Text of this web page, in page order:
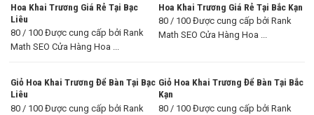
Hoa Khai Trương Giá Rẻ Tại Bạc
Liêu
80 / 100 Được cung cấp bởi Rank
Math SEO Cửa Hàng Hoa ...
Hoa Khai Trương Giá Rẻ Tại Bắc Kạn
80 / 100 Được cung cấp bởi Rank
Math SEO Cửa Hàng Hoa ...
Giỏ Hoa Khai Trương Để Bàn Tại Bạc
Liêu
80 / 100 Được cung cấp bởi Rank
Giỏ Hoa Khai Trương Để Bàn Tại Bắc
Kạn
80 / 100 Được cung cấp bởi Rank